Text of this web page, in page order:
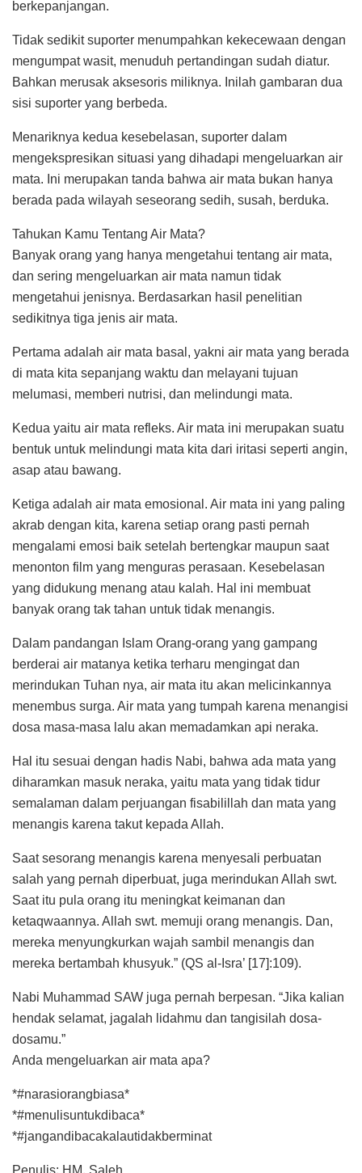
berkepanjangan.
Tidak sedikit suporter menumpahkan kekecewaan dengan
mengumpat wasit, menuduh pertandingan sudah diatur.
Bahkan merusak aksesoris miliknya. Inilah gambaran dua
sisi suporter yang berbeda.
Menariknya kedua kesebelasan, suporter dalam
mengekspresikan situasi yang dihadapi mengeluarkan air
mata. Ini merupakan tanda bahwa air mata bukan hanya
berada pada wilayah seseorang sedih, susah, berduka.
Tahukan Kamu Tentang Air Mata?
Banyak orang yang hanya mengetahui tentang air mata,
dan sering mengeluarkan air mata namun tidak
mengetahui jenisnya. Berdasarkan hasil penelitian
sedikitnya tiga jenis air mata.
Pertama adalah air mata basal, yakni air mata yang berada
di mata kita sepanjang waktu dan melayani tujuan
melumasi, memberi nutrisi, dan melindungi mata.
Kedua yaitu air mata refleks. Air mata ini merupakan suatu
bentuk untuk melindungi mata kita dari iritasi seperti angin,
asap atau bawang.
Ketiga adalah air mata emosional. Air mata ini yang paling
akrab dengan kita, karena setiap orang pasti pernah
mengalami emosi baik setelah bertengkar maupun saat
menonton film yang menguras perasaan. Kesebelasan
yang didukung menang atau kalah. Hal ini membuat
banyak orang tak tahan untuk tidak menangis.
Dalam pandangan Islam Orang-orang yang gampang
berderai air matanya ketika terharu mengingat dan
merindukan Tuhan nya, air mata itu akan melicinkannya
menembus surga. Air mata yang tumpah karena menangisi
dosa masa-masa lalu akan memadamkan api neraka.
Hal itu sesuai dengan hadis Nabi, bahwa ada mata yang
diharamkan masuk neraka, yaitu mata yang tidak tidur
semalaman dalam perjuangan fisabilillah dan mata yang
menangis karena takut kepada Allah.
Saat sesorang menangis karena menyesali perbuatan
salah yang pernah diperbuat, juga merindukan Allah swt.
Saat itu pula orang itu meningkat keimanan dan
ketaqwaannya. Allah swt. memuji orang menangis. Dan,
mereka menyungkurkan wajah sambil menangis dan
mereka bertambah khusyuk.” (QS al-Isra’ [17]:109).
Nabi Muhammad SAW juga pernah berpesan. “Jika kalian
hendak selamat, jagalah lidahmu dan tangisilah dosa-
dosamu.”
Anda mengeluarkan air mata apa?
*#narasiorangbiasa*
*#menulisuntukdibaca*
*#jangandibacakalautidakberminat
Penulis: HM. Saleh